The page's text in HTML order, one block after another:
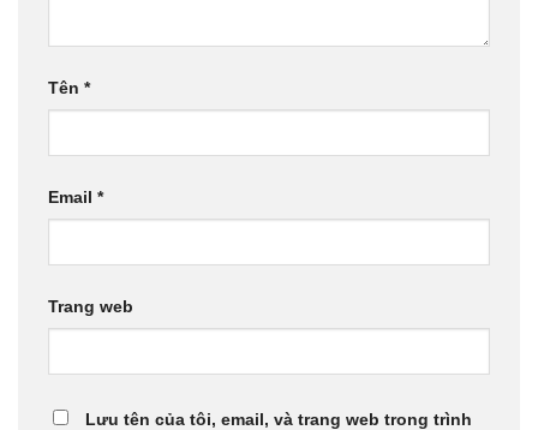
Tên *
Email *
Trang web
Lưu tên của tôi, email, và trang web trong trình